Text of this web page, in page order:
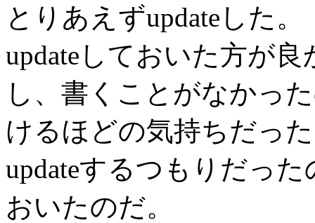
とりあえずupdateした
updateしておいた方が
し、書くことがなかっ
けるほどの気持ちだっ
updateするつもりだっ
おいたのだ。